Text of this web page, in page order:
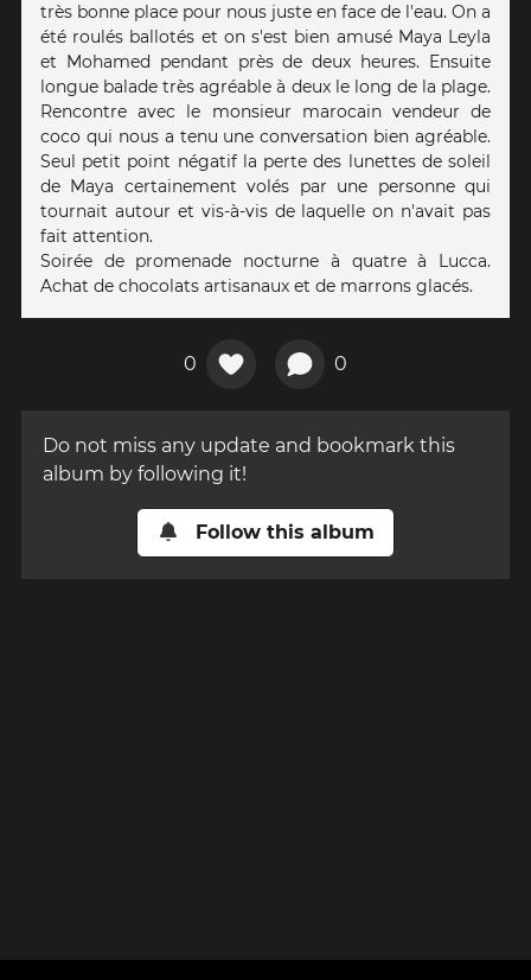
très bonne place pour nous juste en face de l'eau. On a
été roulés ballotés et on s'est bien amusé Maya Leyla
et Mohamed pendant près de deux heures. Ensuite
longue balade très agréable à deux le long de la plage.
Rencontre avec le monsieur marocain vendeur de
coco qui nous a tenu une conversation bien agréable.
Seul petit point négatif la perte des lunettes de soleil
de Maya certainement volés par une personne qui
tournait autour et vis-à-vis de laquelle on n'avait pas
fait attention.
Soirée de promenade nocturne à quatre à Lucca.
Achat de chocolats artisanaux et de marrons glacés.
0 0
Do not miss any update and bookmark this
album by following it!
Follow this album